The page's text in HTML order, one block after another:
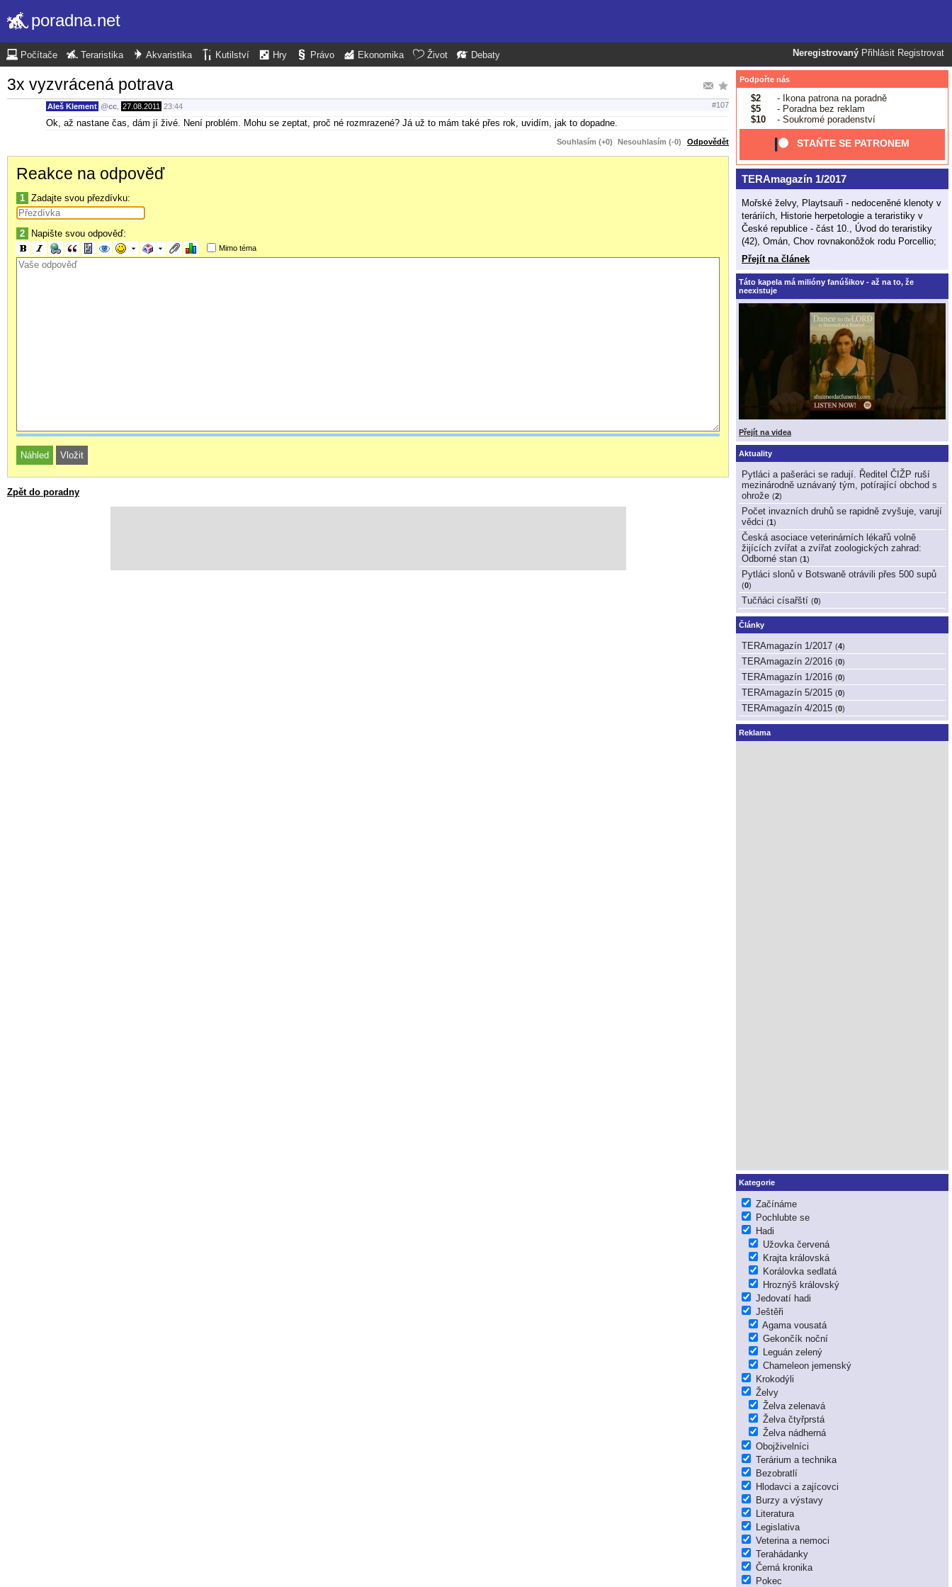
poradna.net
Neregistrovaný Přihlásit Registrovat
Počítače Teraristika Akvaristika Kutilství Hry Právo Ekonomika Život Debaty
3x vyzvrácená potrava
Aleš Klement @cc 27.08.2011 23:44 #107
Ok, až nastane čas, dám jí živé. Není problém. Mohu se zeptat, proč né rozmrazené? Já už to mám také přes rok, uvidím, jak to dopadne.
Souhlasím (+0) Nesouhlasím (-0) Odpovědět
Reakce na odpověď
1 Zadajte svou přezdívku:
2 Napište svou odpověď:
Mimo téma
Zpět do poradny
Podpořte nás
$2
- Ikona patrona na poradně
$5
- Poradna bez reklam
$10
- Soukromé poradenství
STAŇTE SE PATRONEM
TERAmagazín 1/2017
Mořské želvy, Playtsauři - nedoceněné klenoty v
teráriích, Historie herpetologie a teraristiky v
České republice - část 10., Úvod do teraristiky
(42), Omán, Chov rovnakonôžok rodu Porcellio;
Přejít na článek
Táto kapela má milióny fanúšikov - až na to, že
neexistuje
Přejít na videa
Aktuality
Pytláci a pašeráci se radují. Ředitel ČIŽP ruší
mezinárodně uznávaný tým, potírající obchod s
ohrože (2)
Počet invazních druhů se rapidně zvyšuje, varují
vědci (1)
Česká asociace veterinárních lékařů volně
žijících zvířat a zvířat zoologických zahrad:
Odborné stan (1)
Pytláci slonů v Botswaně otrávili přes 500 supů
(0)
Tučňáci císařští (0)
Články
TERAmagazín 1/2017 (4)
TERAmagazín 2/2016 (0)
TERAmagazín 1/2016 (0)
TERAmagazín 5/2015 (0)
TERAmagazín 4/2015 (0)
Reklama
Kategorie
Začínáme
Pochlubte se
Hadi
Užovka červená
Krajta královská
Korálovka sedlatá
Hroznýš královský
Jedovatí hadi
Ještěři
Agama vousatá
Gekončík noční
Leguán zelený
Chameleon jemenský
Krokodýli
Želvy
Želva zelenavá
Želva čtyřprstá
Želva nádherná
Obojživelníci
Terárium a technika
Bezobratlí
Hlodavci a zajícovci
Burzy a výstavy
Literatura
Legislativa
Veterina a nemoci
Terahádanky
Černá kronika
Pokec